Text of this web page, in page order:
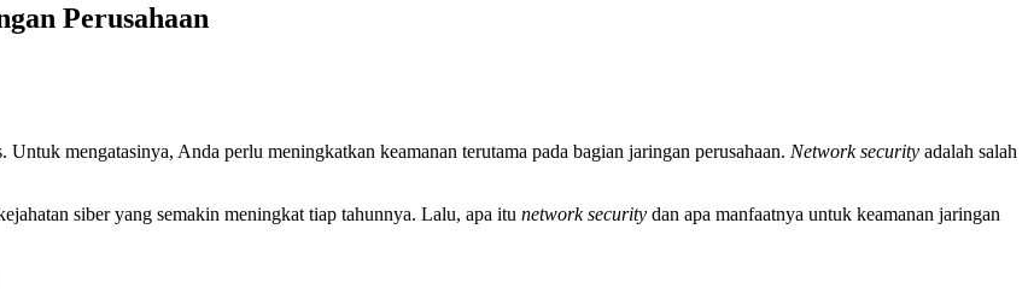
Perusahaan
mengatasinya, Anda perlu meningkatkan keamanan terutama pada bagian jaringan perusahaan. Network security adalah salah
siber yang semakin meningkat tiap tahunnya. Lalu, apa itu network security dan apa manfaatnya untuk keamanan jaringan